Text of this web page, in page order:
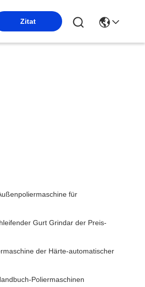
Zitat
für
Gurt Grindar der Preis-
der Härte-automatischer
Poliermaschinen